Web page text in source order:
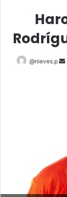
@nieves.p
S
i
l